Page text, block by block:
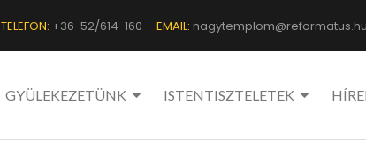
TELEFON: +36-52/614-160 EMAIL: nagytemplom@reformatus.hu
GYÜLEKEZETÜNK ISTENTISZTELETEK